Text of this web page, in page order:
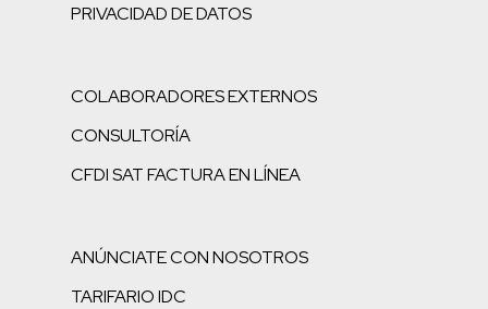
PRIVACIDAD DE DATOS
COLABORADORES EXTERNOS
CONSULTORÍA
CFDI SAT FACTURA EN LÍNEA
ANÚNCIATE CON NOSOTROS
TARIFARIO IDC